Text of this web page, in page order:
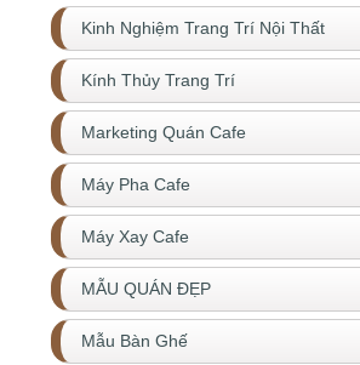
Kinh Nghiệm Trang Trí Nội Thất
Kính Thủy Trang Trí
Marketing Quán Cafe
Máy Pha Cafe
Máy Xay Cafe
MẪU QUÁN ĐẸP
Mẫu Bàn Ghế